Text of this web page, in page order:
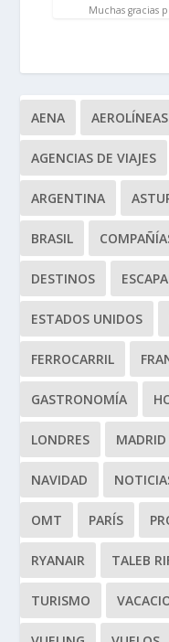
Muchas gracias
AENA AEROLÍNEAS
AGENCIAS DE VIAJES
ARGENTINA
BRASIL
DESTINOS
ESTADOS UNIDOS
FERROCARRIL
GASTRONOMÍA
LONDRES MADRID
NAVIDAD
OMT PARÍS
RYANAIR TALEB
TURISMO